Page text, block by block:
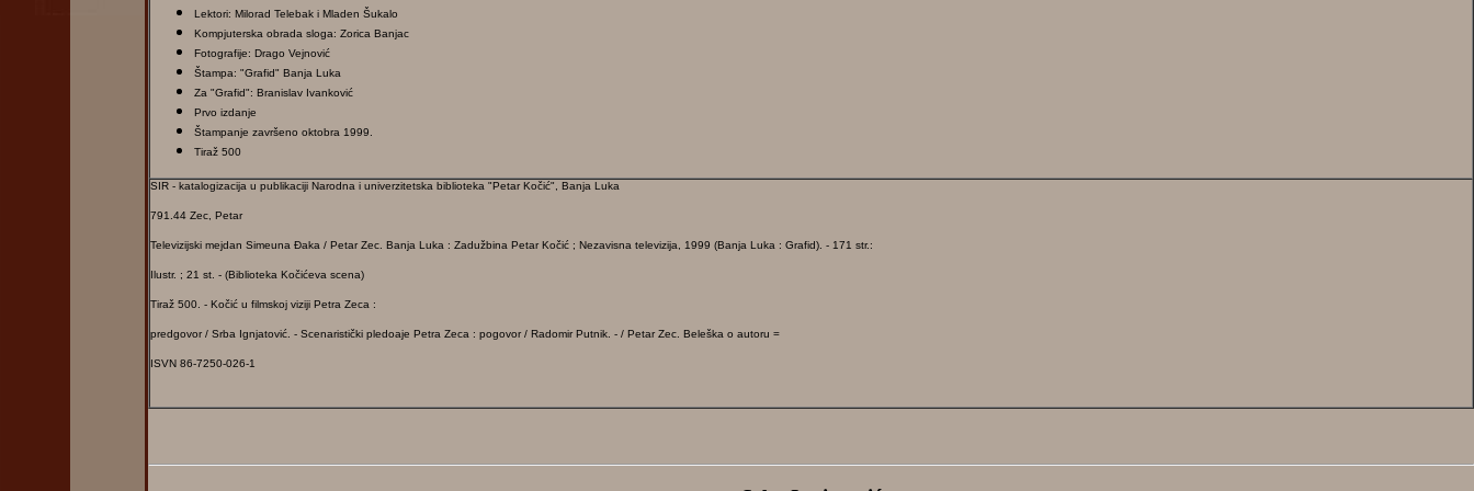
Lektori: Milorad Telebak i Mladen Šukalo
Kompjuterska obrada sloga: Zorica Banjac
Fotografije: Drago Vejnović
Štampa: "Grafid" Banja Luka
Za "Grafid": Branislav Ivanković
Prvo izdanje
Štampanje završeno oktobra 1999.
Tiraž 500
SIR - katalogizacija u publikaciji Narodna i univerzitetska biblioteka "Petar Kočić", Banja Luka
791.44 Zec, Petar
Televizijski mejdan Simeuna Đaka / Petar Zec. Banja Luka : Zadužbina Petar Kočić ; Nezavisna televizija, 1999 (Banja Luka : Grafid). - 171 str.:
Ilustr. ; 21 st. - (Biblioteka Kočićeva scena)
Tiraž 500. - Kočić u filmskoj viziji Petra Zeca :
predgovor / Srba Ignjatović. - Scenaristički pledoaje Petra Zeca : pogovor / Radomir Putnik. - / Petar Zec. Beleška o autoru =
ISVN 86-7250-026-1